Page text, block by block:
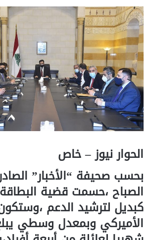
الحوار نيوز – خاص
بحسب صحيفة “الأخبار”
الصباح ،حسمت قضية البطاقة
كبديل لترشيد الدعم ،وستكون